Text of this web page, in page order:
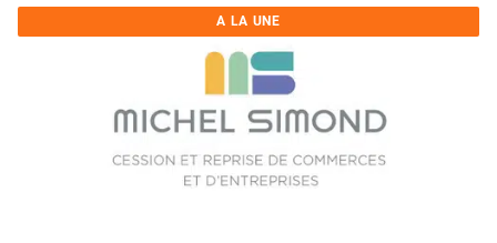
A LA UNE